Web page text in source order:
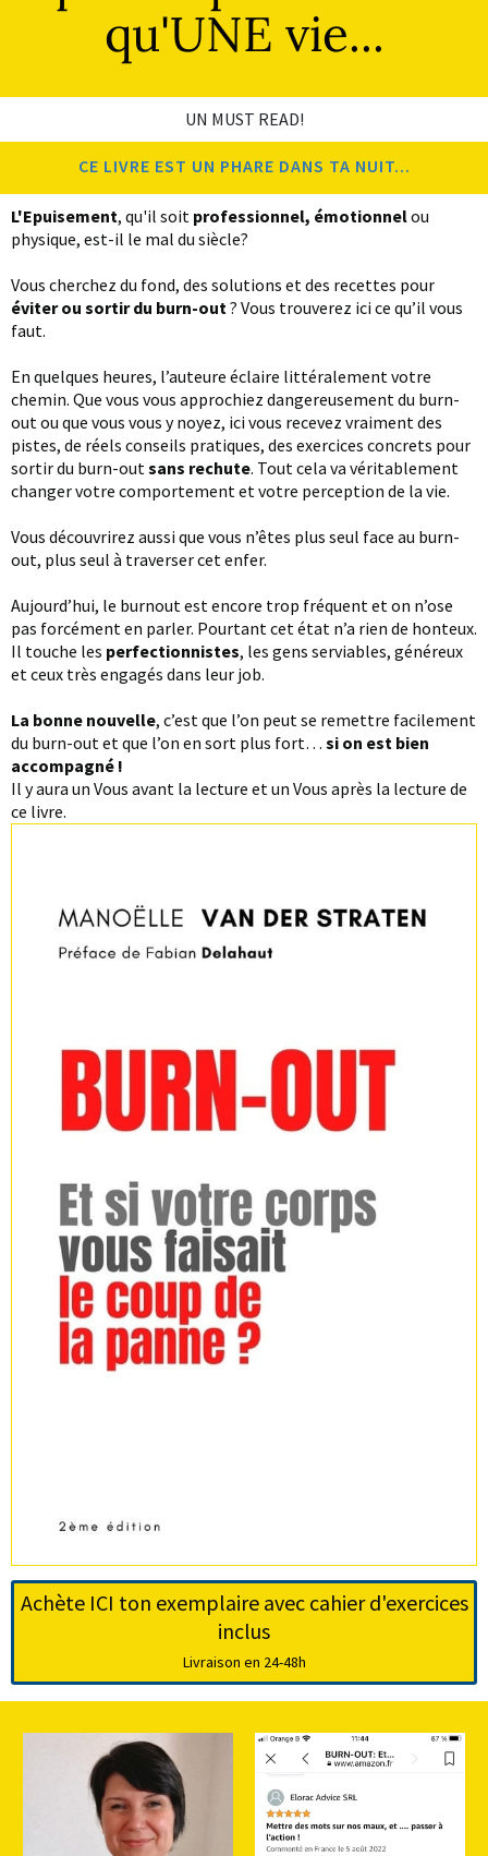
qu'UNE vie...
UN MUST READ!
CE LIVRE EST UN PHARE DANS TA NUIT...
L'Epuisement, qu'il soit professionnel, émotionnelou
physique, est-il le mal du siècle?
Vous cherchez du fond, des solutions et des recettes pour
éviter ou sortir du burn-out ? Vous trouverez ici ce qu’il vous
faut.
En quelques heures, l’auteure éclaire littéralement votre
chemin. Que vous vous approchiez dangereusement du burn-
out ou que vous vous y noyez, ici vous recevez vraiment des
pistes, de réels conseils pratiques, des exercices concrets pour
sortir du burn-out sans rechute. Tout cela va véritablement
changer votre comportement et votre perception de la vie.
Vous découvrirez aussi que vous n’êtes plus seul face au burn-
out, plus seul à traverser cet enfer.
Aujourd’hui, le burnout est encore trop fréquent et on n’ose
pas forcément en parler. Pourtant cet état n’a rien de honteux.
Il touche les perfectionnistes, les gens serviables, généreux
et ceux très engagés dans leur job.
La bonne nouvelle, c’est que l’on peut se remettre facilement
du burn-out et que l’on en sort plus fort… si on est bien
accompagné !
Il y aura un Vous avant la lecture et un Vous après la lecture de
ce livre.
Achète ICI ton exemplaire avec cahier d'exercices
inclus
Livraison en 24-48h